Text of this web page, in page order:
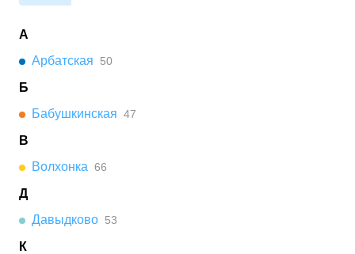
А
Арбатская
50
Б
Бабушкинская 47
В
Волхонка 66
Д
Давыдково 53
К